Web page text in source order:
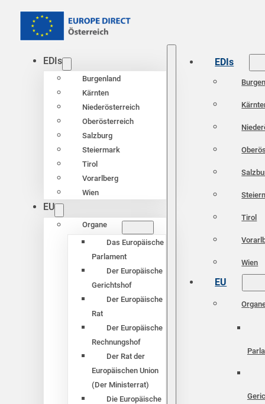
EDIs
Burgenland
Kärnten
Niederösterreich
Oberösterreich
Salzburg
Steiermark
Tirol
Vorarlberg
Wien
EU
Organe
Das Europäische
Parlament
Der Europäische
Gerichtshof
Der Europäische
Rat
Der Europäische
Rechnungshof
Der Rat der
Europäischen Union
(Der Ministerrat)
Die Europäische
EDIs
Tirol
Wien
EU